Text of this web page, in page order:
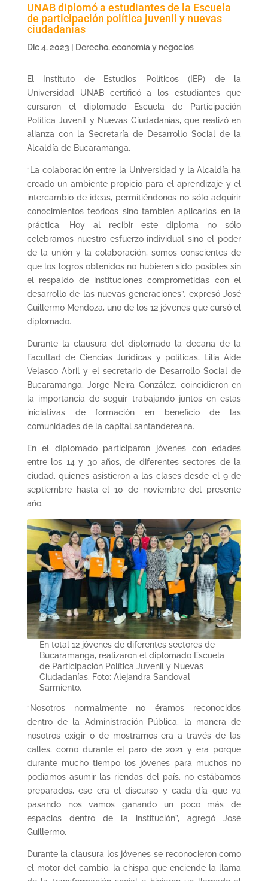
UNAB diplomó a estudiantes de la Escuela
de participación política juvenil y nuevas
ciudadanías
Dic 4, 2023 | Derecho, economía y negocios
El Instituto de Estudios Políticos (IEP) de la
Universidad UNAB certificó a los estudiantes que
cursaron el diplomado Escuela de Participación
Política Juvenil y Nuevas Ciudadanías, que realizó en
alianza con la Secretaría de Desarrollo Social de la
Alcaldía de Bucaramanga.
“La colaboración entre la Universidad y la Alcaldía ha
creado un ambiente propicio para el aprendizaje y el
intercambio de ideas, permitiéndonos no sólo adquirir
conocimientos teóricos sino también aplicarlos en la
práctica. Hoy al recibir este diploma no sólo
celebramos nuestro esfuerzo individual sino el poder
de la unión y la colaboración, somos conscientes de
que los logros obtenidos no hubieren sido posibles sin
el respaldo de instituciones comprometidas con el
desarrollo de las nuevas generaciones”, expresó José
Guillermo Mendoza, uno de los 12 jóvenes que cursó el
diplomado.
Durante la clausura del diplomado la decana de la
Facultad de Ciencias Jurídicas y políticas, Lilia Aide
Velasco Abril y el secretario de Desarrollo Social de
Bucaramanga, Jorge Neira González, coincidieron en
la importancia de seguir trabajando juntos en estas
iniciativas de formación en beneficio de las
comunidades de la capital santandereana.
En el diplomado participaron jóvenes con edades
entre los 14 y 30 años, de diferentes sectores de la
ciudad, quienes asistieron a las clases desde el 9 de
septiembre hasta el 10 de noviembre del presente
año.
En total 12 jóvenes de diferentes sectores de
Bucaramanga, realizaron el diplomado Escuela
de Participación Política Juvenil y Nuevas
Ciudadanías. Foto: Alejandra Sandoval
Sarmiento.
“Nosotros normalmente no éramos reconocidos
dentro de la Administración Pública, la manera de
nosotros exigir o de mostrarnos era a través de las
calles, como durante el paro de 2021 y era porque
durante mucho tiempo los jóvenes para muchos no
podíamos asumir las riendas del país, no estábamos
preparados, ese era el discurso y cada día que va
pasando nos vamos ganando un poco más de
espacios dentro de la institución”, agregó José
Guillermo.
Durante la clausura los jóvenes se reconocieron como
el motor del cambio, la chispa que enciende la llama